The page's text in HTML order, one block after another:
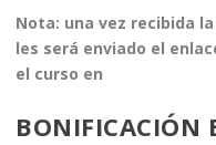
Nota: una vez recibida
les será enviado el
el curso en
BONIFICACIÓN